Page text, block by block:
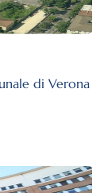
di Verona